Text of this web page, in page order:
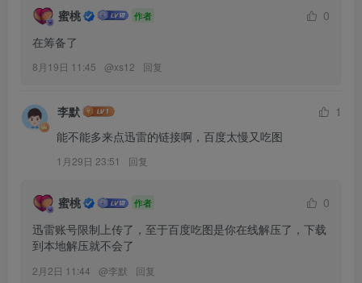
蜜桃 作者
0
在筹备了
8月19日 11:45 @xs12 回复
李默
1
能不能多来点迅雷的链接啊，百度太慢又吃图
1月29日 23:51 回复
蜜桃 作者
0
迅雷账号限制上传了，至于百度吃图是你在线解压了，下载
到本地解压就不会了
2月2日 11:44 @李默 回复